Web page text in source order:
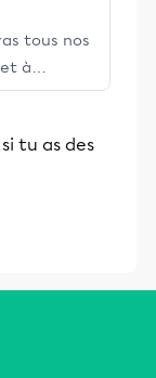
tous nos
à
en
en
et
tu as des